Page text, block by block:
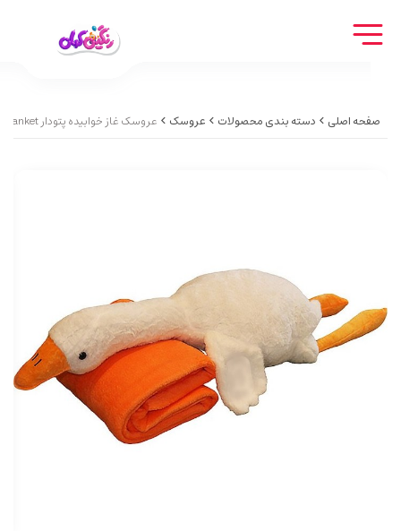
صفحه اصلی دسته بندی محصولات عروسک عروسک غاز خوابیده پتودار Sleeping goose doll with a blanket